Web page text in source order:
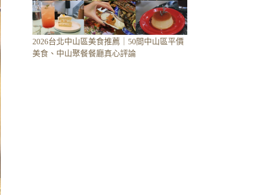
2026台北中山區美食推薦｜50間中山區平價
美食、中山聚餐餐廳真心評論